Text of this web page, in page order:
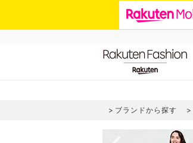
ブランドから探す